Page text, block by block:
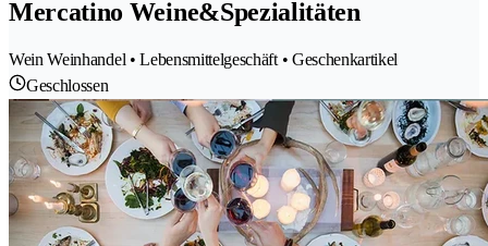
Mercatino Weine&Spezialitäten
Wein Weinhandel • Lebensmittelgeschäft • Geschenkartikel
Geschlossen